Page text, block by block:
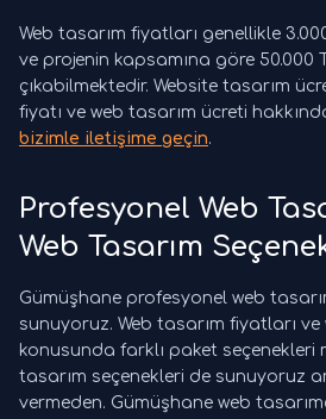
Web tasarım fiyatları genellikle
ve projenin kapsamına göre 50.000
çıkabilmektedir. Website tasarım
fiyatı ve web tasarım ücreti
bizimle iletişime geçin.
Profesyonel Web
Web Tasarım
Gümüşhane profesyonel web
sunuyoruz. Web tasarım fiyatları
konusunda farklı paket seçenekleri
tasarım seçenekleri de sunuyoruz
vermeden. Gümüşhane web